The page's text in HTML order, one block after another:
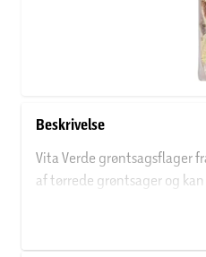
Beskrivelse
Vita Verde grøntsagsflager
af tørrede grøntsager og